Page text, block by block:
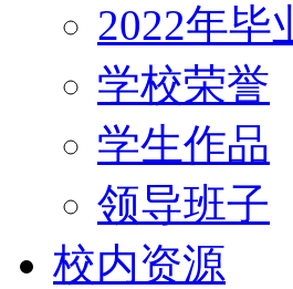
2022年毕
学校荣誉
学生作品
领导班子
校内资源